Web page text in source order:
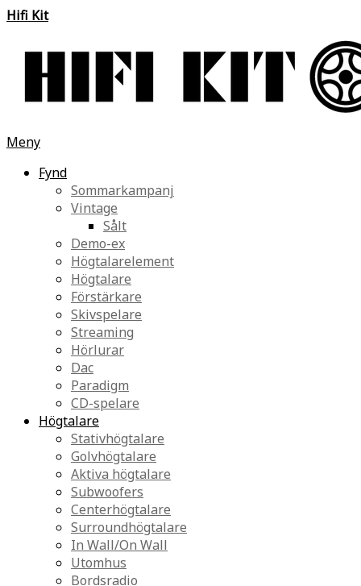
Hifi Kit
Meny
Fynd
Sommarkampanj
Vintage
Sålt
Demo-ex
Högtalarelement
Högtalare
Förstärkare
Skivspelare
Streaming
Hörlurar
Dac
Paradigm
CD-spelare
Högtalare
Stativhögtalare
Golvhögtalare
Aktiva högtalare
Subwoofers
Centerhögtalare
Surroundhögtalare
In Wall/On Wall
Utomhus
Bordsradio